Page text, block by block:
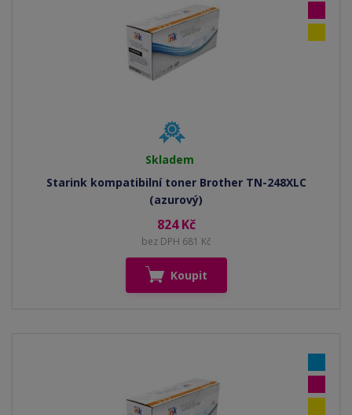
Skladem
Starink kompatibilní toner Brother TN-248XLC
(azurový)
824 Kč
bez DPH 681 Kč
Koupit